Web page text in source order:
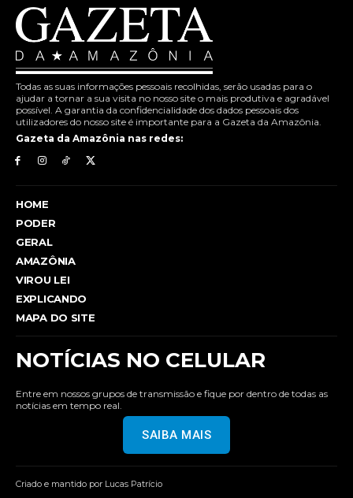
Todas as suas informações pessoais recolhidas, serão usadas para o
ajudar a tornar a sua visita no nosso site o mais produtiva e agradável
possível. A garantia da confidencialidade dos dados pessoais dos
utilizadores do nosso site é importante para a Gazeta da Amazônia.
Gazeta da Amazônia nas redes:
HOME
PODER
GERAL
AMAZÔNIA
VIROU LEI
EXPLICANDO
MAPA DO SITE
NOTÍCIAS NO CELULAR
Entre em nossos grupos de transmissão e fique por dentro de todas as
notícias em tempo real.
SAIBA MAIS
Criado e mantido por Lucas Patrício